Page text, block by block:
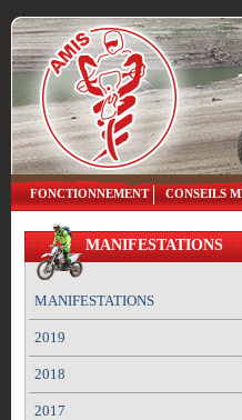
FONCTIONNEMENT CONSEILS
MANIFESTATIONS
MANIFESTATIONS
2019
2018
2017